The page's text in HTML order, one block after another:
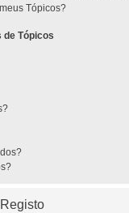
Tópicos?
de Tópicos